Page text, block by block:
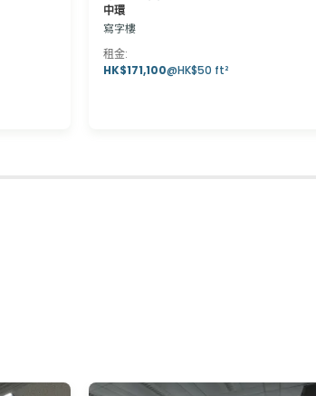
中環
寫字樓
租金:
HK$171,100@HK$50 ft²